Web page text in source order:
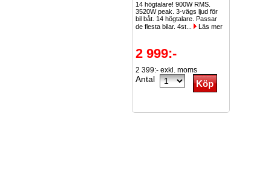
14 högtalare! 900W RMS.
3520W peak. 3-vägs ljud för
bil båt. 14 högtalare. Passar
de flesta bilar. 4st...
Läs mer
2 999:-
2 399:- exkl. moms
Antal